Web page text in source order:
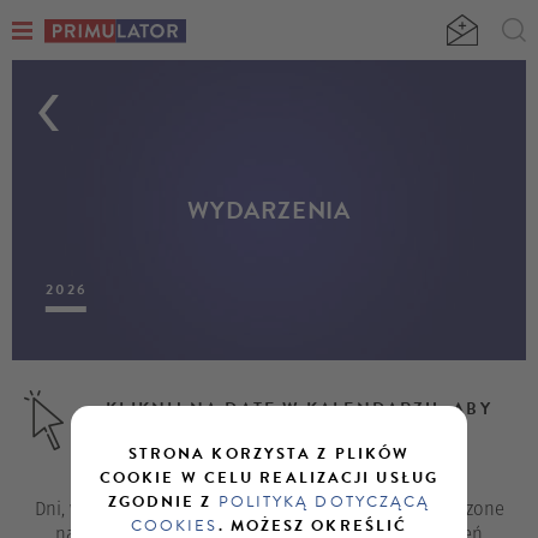
WYDARZENIA
2026
KLIKNIJ NA DATĘ W KALENDARZU, ABY
WYDARZENIA.
Dni, w których odbywają się wydarzenia, zostały oznaczone
STRONA KORZYSTA Z PLIKÓW
COOKIE W CELU REALIZACJI USŁUG
ZGODNIE Z POLITYKĄ DOTYCZĄCĄ
COOKIES. MOŻESZ OKREŚLIĆ